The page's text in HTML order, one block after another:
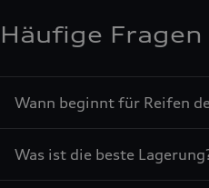
Häufige Fragen
Wann beginnt für Reifen
Was ist die beste